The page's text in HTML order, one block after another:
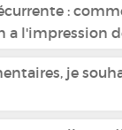
:
a l'impression
je